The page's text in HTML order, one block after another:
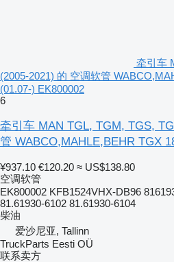
牵引车
(2005-2021) 的 空调软管
(01.07-) EK800002
6
牵引车 MAN TGL, TGM, TGS,
管 WABCO,MAHLE,BEHR TGX
¥937.10 €120.20 ≈ US$138.80
空调软管
EK800002 KFB1524VHX-DB96
81.61930-6102 81.61930-6104
柴油
爱沙尼亚, Tallinn
TruckParts Eesti OÜ
联系卖方